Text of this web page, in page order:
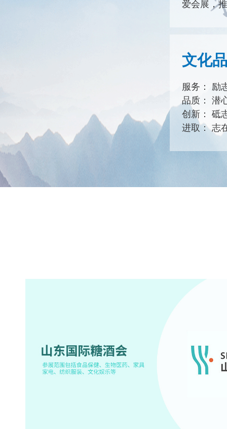
爱会展，
文化
服务： 励
品质： 潜
创新： 砥
进取： 志